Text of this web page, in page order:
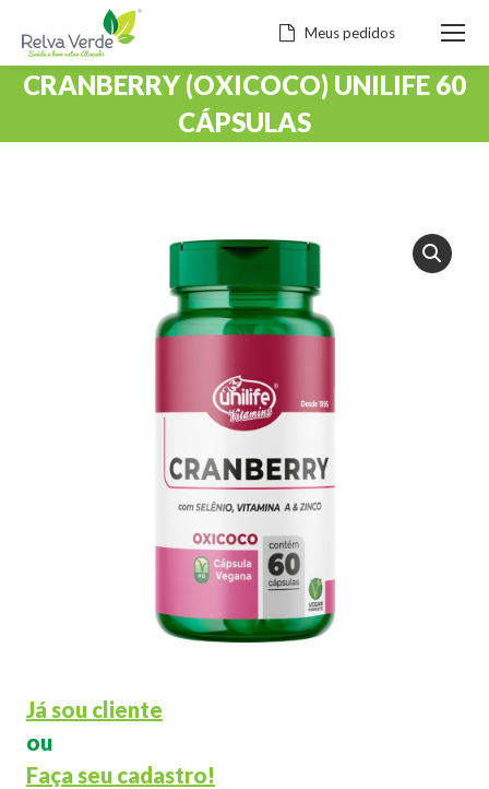
Meus pedidos
CRANBERRY (OXICOCO) UNILIFE 60
CÁPSULAS
Já sou cliente
ou
Faça seu cadastro!